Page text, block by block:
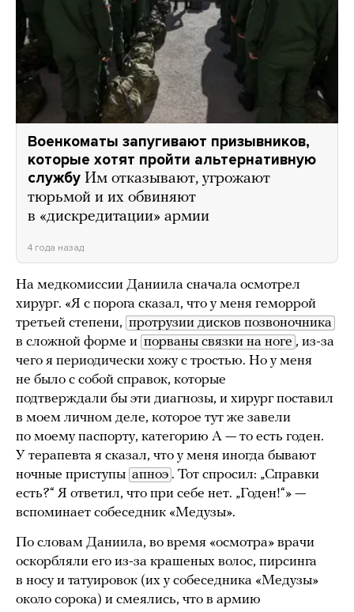
Военкоматы запугивают призывников,
которые хотят пройти альтернативную
службу Им отказывают, угрожают
тюрьмой и их обвиняют
в «дискредитации» армии
4 года назад
На медкомиссии Даниила сначала осмотрел
хирург. «Я с порога сказал, что у меня геморрой
третьей степени, протрузии дисков позвоночника
в сложной форме и порваны связки на ноге , из-за
чего я периодически хожу с тростью. Но у меня
не было с собой справок, которые
подтверждали бы эти диагнозы, и хирург поставил
в моем личном деле, которое тут же завели
по моему паспорту, категорию А — то есть годен.
У терапевта я сказал, что у меня иногда бывают
ночные приступы апноэ . Тот спросил: „Справки
есть?“ Я ответил, что при себе нет. „Годен!“» —
вспоминает собеседник «Медузы».
По словам Даниила, во время «осмотра» врачи
оскорбляли его из-за крашеных волос, пирсинга
в носу и татуировок (их у собеседника «Медузы»
около сорока) и смеялись, что в армию